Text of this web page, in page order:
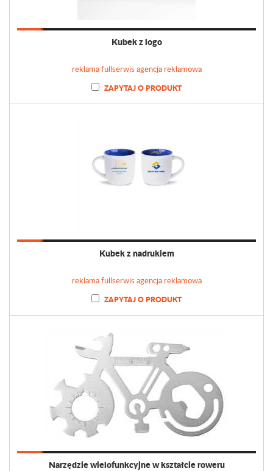
Kubek z logo
reklama fullserwis agencja reklamowa
ZAPYTAJ O PRODUKT
Kubek z nadrukiem
reklama fullserwis agencja reklamowa
ZAPYTAJ O PRODUKT
Narzędzie wielofunkcyjne w kształcie roweru